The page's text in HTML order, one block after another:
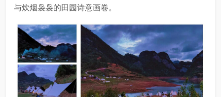
与炊烟袅袅的田园诗意画卷。